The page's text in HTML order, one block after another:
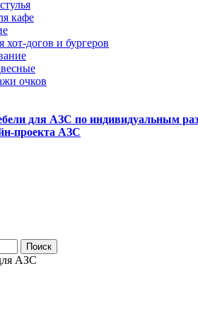
кафе
хот-догов и бургеров
очков
для АЗС по индивидуальным
проекта АЗС
АЗС